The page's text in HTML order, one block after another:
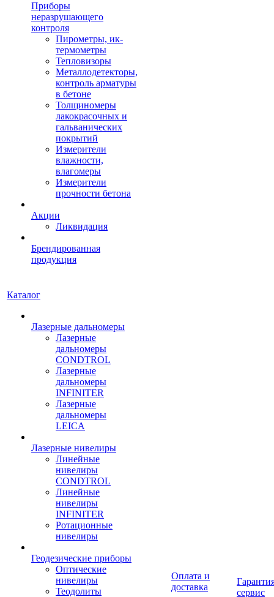
Приборы
неразрушающего
контроля
Пирометры, ик-
термометры
Тепловизоры
Металлодетекторы,
контроль арматуры
в бетоне
Толщиномеры
лакокрасочных и
гальванических
покрытий
Измерители
влажности,
влагомеры
Измерители
прочности бетона
Акции
Ликвидация
Брендированная
продукция
Каталог
Лазерные дальномеры
Лазерные
дальномеры
CONDTROL
Лазерные
дальномеры
INFINITER
Лазерные
дальномеры
LEICA
Лазерные нивелиры
Линейные
нивелиры
CONDTROL
Линейные
нивелиры
INFINITER
Ротационные
нивелиры
Геодезические приборы
Оптические
нивелиры
Теодолиты
Оплата и
доставка
сервис